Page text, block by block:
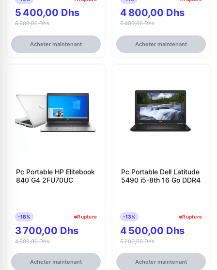
5 400,00 Dhs
6 000,00 Dhs
Acheter maintenant
4 800,00 Dhs
5 400,00 Dhs
Acheter maintenant
Pc Portable HP Elitebook
840 G4 2FU70UC
-18% Rupture
3 700,00 Dhs
4 500,00 Dhs
Acheter maintenant
Pc Portable Dell Latitude
5490 i5-8th 16 Go DDR4
-13% Rupture
4 500,00 Dhs
5 200,00 Dhs
Acheter maintenant